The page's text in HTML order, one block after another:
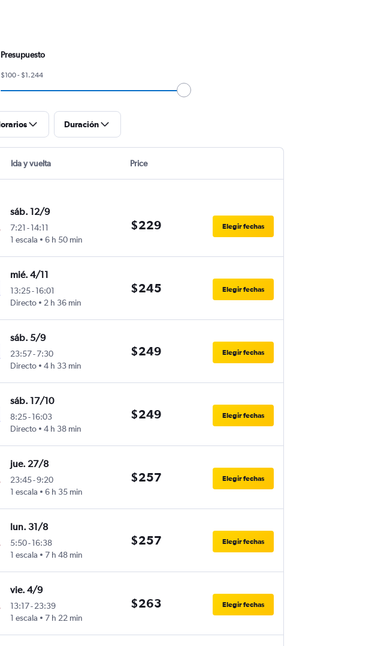
Presupuesto
$100 - $1.244
Duración
Ida y vuelta Price
sáb. 12/9
7:21 -14:11
1 escala
6 h 50 min
$229 Elegir fechas
mié. 4/11
13:25-16:01
Directo
2 h 36 min
$245 Elegir fechas
sáb. 5/9
23:57-7:30
Directo
4 h 33 min
$249 Elegir fechas
sáb. 17/10
8:25-16:03
Directo
4 h 38 min
$249 Elegir fechas
jue. 27/8
23:45-9:20
1 escala
6 h 35 min
$257 Elegir fechas
lun. 31/8
5:50-16:38
1 escala
7 h 48 min
$257 Elegir fechas
vie. 4/9
13:17-23:39
1 escala
7 h 22 min
$263 Elegir fechas